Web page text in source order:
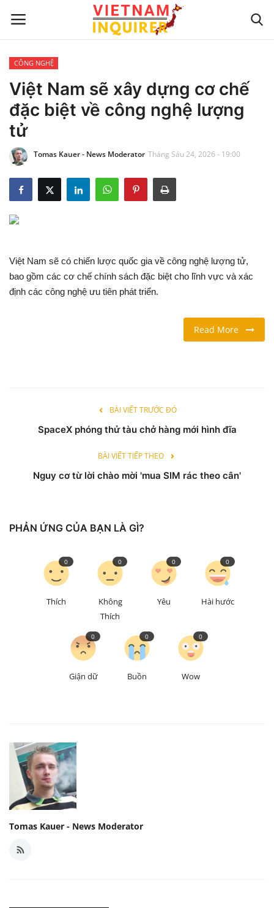
Trang chủ
Liên hệ
TIN TỨC THẾ GIỚI
CẬP NHẬT
SỰ GIẢI TRÍ
CÔNG NGHỆ
Việt Nam sẽ xây dựng cơ chế
đặc biệt về công nghệ lượng
tử
Tomas Kauer - News Moderator Tháng Sáu 24, 2026 - 19:00
Việt Nam sẽ có chiến lược quốc gia về công nghệ lượng tử,
bao gồm các cơ chế chính sách đặc biệt cho lĩnh vực và xác
định các công nghệ ưu tiên phát triển.
Read More
BÀI VIẾT TRƯỚC ĐÓ
SpaceX phóng thử tàu chở hàng mới hình đĩa
BÀI VIẾT TIẾP THEO
Nguy cơ từ lời chào mời 'mua SIM rác theo cân'
PHẢN ỨNG CỦA BẠN LÀ GÌ?
Thích
0
Không
Thích
0
Yêu
0
Hài hước
0
Giận dữ
0
Buồn
0
Wow
0
Tomas Kauer - News Moderator